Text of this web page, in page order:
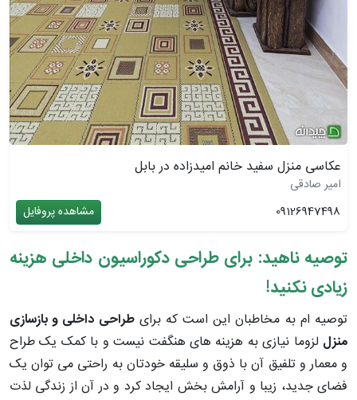
عکاسی منزل سفید خانم امیدزاده در بابل
امیر صادقی
09126947498
مشاهده پروفایل
توصیه ناهید: برای طراحی دکوراسیون داخلی هزینه
زیادی نکنید!
توصیه ام به مخاطبان این است که برایطراحی داخلی و بازسازی
منزل لزوما نیازی به هزینه های هنگفت نیست و با کمک یک طراح
و معمار و تلفیق آن با ذوق و سلیقه خودتان به راحتی می توان یک
فضای جدید، زیبا و آرامش بخش ایجاد کرد و در آن از زندگی لذت